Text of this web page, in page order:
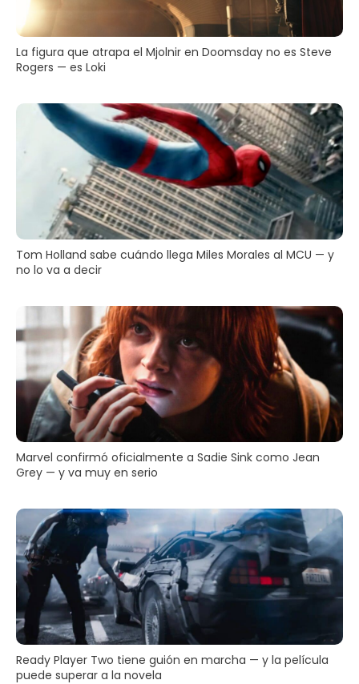
La figura que atrapa el Mjolnir en Doomsday no es Steve
Rogers — es Loki
Tom Holland sabe cuándo llega Miles Morales al MCU — y
no lo va a decir
Marvel confirmó oficialmente a Sadie Sink como Jean
Grey — y va muy en serio
Ready Player Two tiene guión en marcha — y la película
puede superar a la novela